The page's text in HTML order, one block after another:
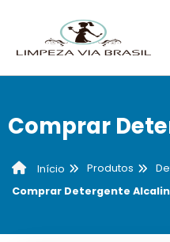
Comprar
Início Produtos
Comprar Detergente